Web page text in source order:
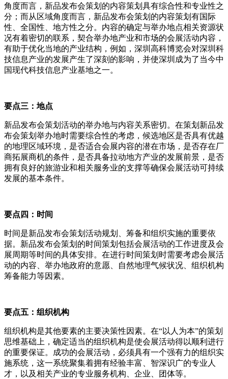
角度而言，新品发布会策划的内容策划具有综合性和专业性之
分；而从区域角度而言，新品发布会策划的内容策划有国际
性、全国性、地方性之分。内容的确定与举办地点相关资源状
况有着密切的联系，契合举办地产业和市场的会展活动内容，
有助于优化当地的产业结构，例如，深圳高科博览会对深圳科
技信息产业的发展产生了深刻的影响，并使深圳成为了当今中
国现代科技信息产业基地之一。
要点三：地点
新品发布会策划活动的举办地与内容关系密切。在策划新品发
布会策划举办地时需要综合性的考虑，候选地区是否具有优越
的地理区域环境，是否适合会展内容的潜在市场，是否存在厂
商拓展商机的条件，是否具备拉动地方产业的发展前景，是否
拥有良好的旅游业和相关服务业的支撑等确保会展活动可持续
发展的基本条件。
要点四：时间
时间是新品发布会策划活动规划、筹备和组织实施的重要依
据。新品发布会策划的时间策划包括会展活动的工作进度及会
展周期等时间的具体安排。在进行时间策划时需要考虑会展活
动的内容、举办地政府的意愿、自然地理气候状况、组织机构
筹备能力等因素。
要点五：组织机构
组织机构是其他要素的主要决策性因素。在“以人为本”的策划
思维基础上，确定适当的组织机构是使会展活动得以顺利进行
的重要保证。成功的会展活动，必须具有一个强有力的组织实
施系统，这一系统聚集着拥有经验丰富、智深识广的专业人
才，以及相关产业的专业服务机构、企业、团体等。